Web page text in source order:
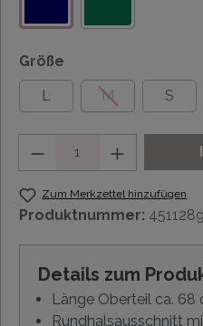
Größe
L
M S
Zum Merkzettel hinzufügen
Produktnummer:
Details zum
Länge Oberteil ca. 68
Rundhalsausschnitt